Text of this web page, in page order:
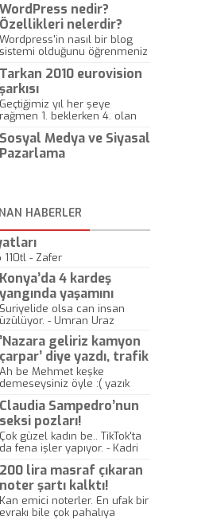
WordPress nedir?
Özellikleri nelerdir?
Wordpress'in nasıl bir blog
sistemi olduğunu öğrenmeniz
Tarkan 2010 eurovision
şarkısı
Geçtiğimiz yıl her şeye
rağmen 1. beklerken 4. olan
gösterisinin bu yarışmada
önemli olmadığını anlamıştır.
Sosyal Medya ve Siyasal
Pazarlama
HABERLER
110tl - Zafer
Konya’da 4 kardeş
yangında yaşamını
yitirdi
Suriyelide olsa can insan
üzülüyor. - Umran Uraz
’Nazara geliriz kamyon
çarpar’ diye yazdı, trafik
kazasında öldü!
Ah be Mehmet keşke
demeseysiniz öyle :( yazık
Claudia Sampedro’nun
seksi pozları!
Çok güzel kadın be.. TikTok'ta
da fena işler yapıyor. - Kadri
200 lira masraf çıkaran
noter şartı kalktı!
Kan emici noterler. En ufak bir
evrakı bile çok pahalıya